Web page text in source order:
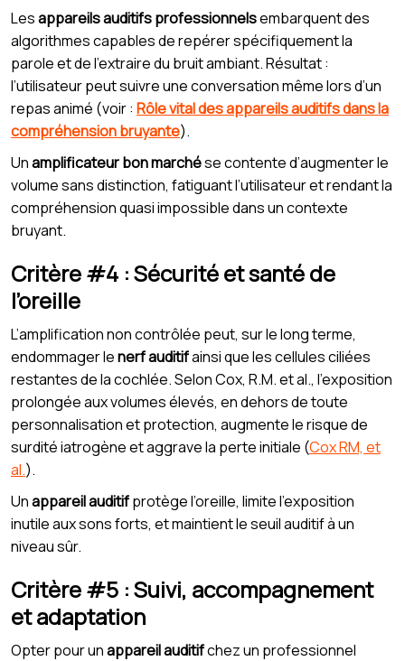
Lesappareils auditifs professionnelsembarquent des
algorithmes capables de repérer spécifiquement la
parole et de l’extraire du bruit ambiant. Résultat :
l’utilisateur peut suivre une conversation même lors d’un
repas animé (voir : Rôle vital des appareils auditifs dans la
compréhension bruyante).
Unamplificateur bon marchése contente d’augmenter le
volume sans distinction, fatiguant l’utilisateur et rendant la
compréhension quasi impossible dans un contexte
bruyant.
Critère #4 : Sécurité et santé de
l’oreille
L’amplification non contrôlée peut, sur le long terme,
endommager lenerf auditifainsi que les cellules ciliées
restantes de la cochlée. Selon Cox, R.M. et al., l’exposition
prolongée aux volumes élevés, en dehors de toute
personnalisation et protection, augmente le risque de
surdité iatrogène et aggrave la perte initiale (Cox RM, et
al.).
Unappareil auditifprotège l’oreille, limite l’exposition
inutile aux sons forts, et maintient le seuil auditif à un
niveau sûr.
Critère #5 : Suivi, accompagnement
et adaptation
Opter pour unappareil auditifchez un professionnel